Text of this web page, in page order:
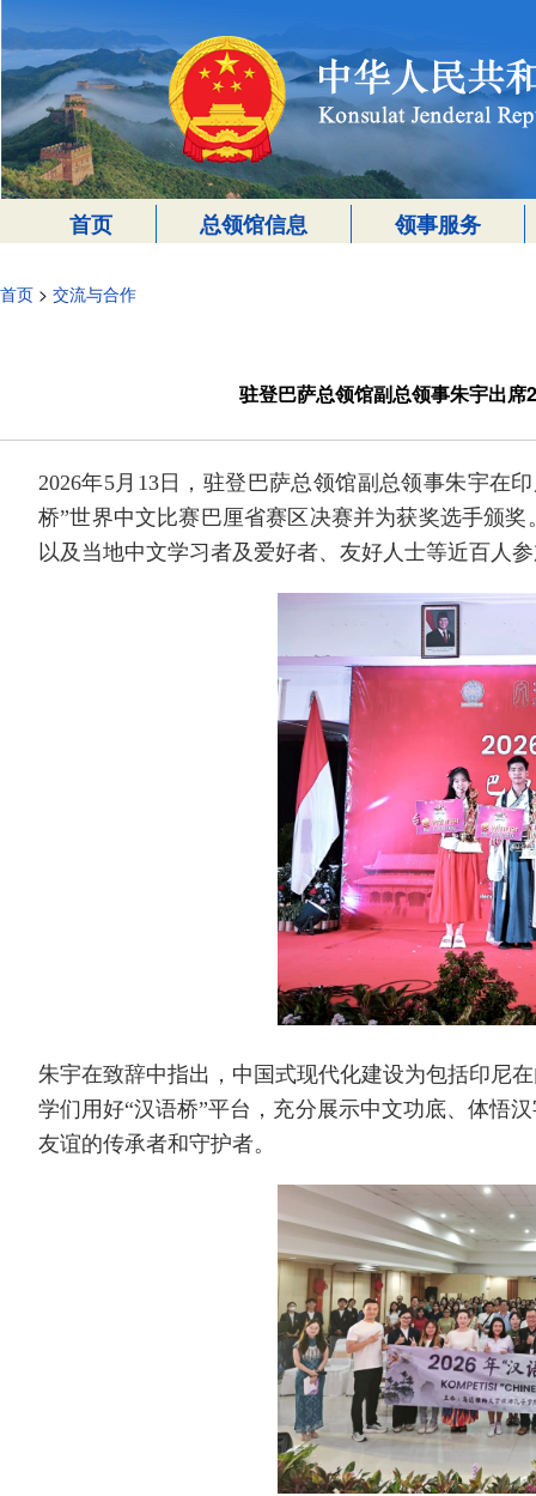
首页 总领馆信息 领事服务
首页 > 交流与合作
驻登巴萨总领馆副总领事朱宇出
2026年5月13日，驻登巴萨总领馆副总领事朱宇在
桥”世界中文比赛巴厘省赛区决赛并为获奖选手颁
以及当地中文学习者及爱好者、友好人士等近百人
朱宇在致辞中指出，中国式现代化建设为包括印尼
学们用好“汉语桥”平台，充分展示中文功底、体悟
友谊的传承者和守护者。